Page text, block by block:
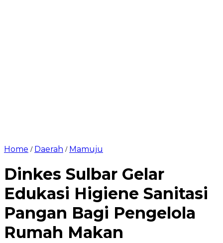
Home / Daerah / Mamuju
Dinkes Sulbar Gelar
Edukasi Higiene Sanitasi
Pangan Bagi Pengelola
Rumah Makan